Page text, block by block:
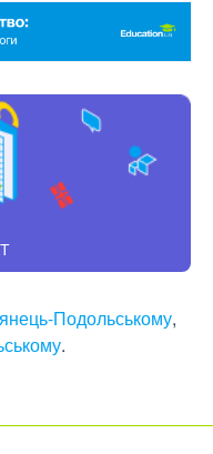
Подольському,
.